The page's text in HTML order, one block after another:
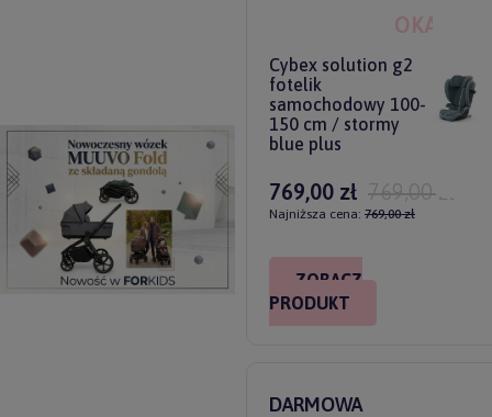
OKAZJA
Cybex solution g2
fotelik
samochodowy 100-
150 cm / stormy
blue plus
769,00 zł 769,00 zł
Najniższa cena: 769,00 zł
ZOBACZ
PRODUKT
DARMOWA